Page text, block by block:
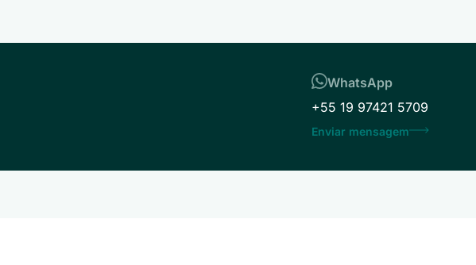
WhatsApp
+55 19 97421 5709
Enviar mensagem